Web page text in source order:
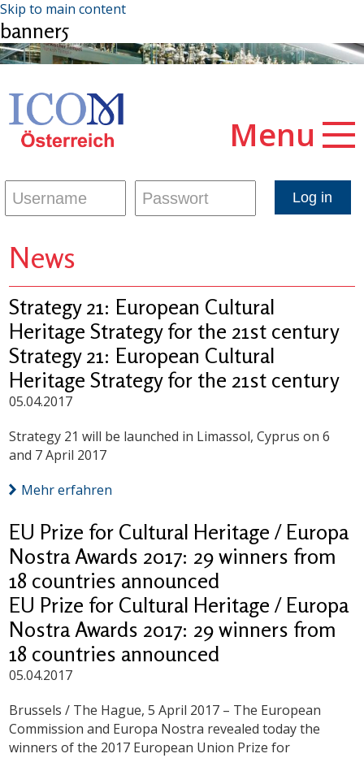
Skip to main content
banner5
Menu
News
Strategy 21: European Cultural
Heritage Strategy for the 21st century
Strategy 21: European Cultural
Heritage Strategy for the 21st century
05.04.2017
Strategy 21 will be launched in Limassol, Cyprus on 6
and 7 April 2017
Mehr erfahren
EU Prize for Cultural Heritage / Europa
Nostra Awards 2017: 29 winners from
18 countries announced
EU Prize for Cultural Heritage / Europa
Nostra Awards 2017: 29 winners from
18 countries announced
05.04.2017
Brussels / The Hague, 5 April 2017 – The European
Commission and Europa Nostra revealed today the
winners of the 2017 European Union Prize for